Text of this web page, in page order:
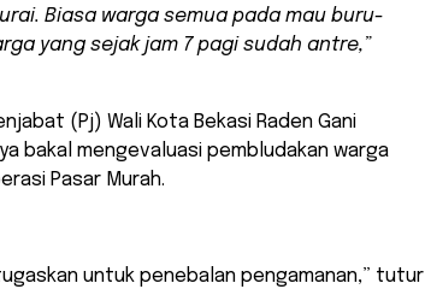
Biasa warga semua pada mau buru-
yang sejak jam 7 pagi sudah antre,”
(Pj) Wali Kota Bekasi Raden Gani
bakal mengevaluasi pembludakan warga
Pasar Murah.
untuk penebalan pengamanan,” tutur